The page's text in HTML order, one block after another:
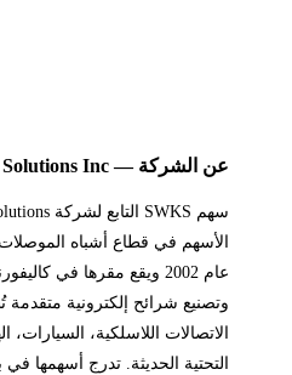
عن الشركة — Skyworks Solutions Inc
الأسهم في قطاع أشباه
عام 2002 ويقع مقرها في
وتصنيع شرائح إلكترونية
الاتصالات اللاسلكية، السيارات،
التحتية الحديثة. تدرج أسهمها